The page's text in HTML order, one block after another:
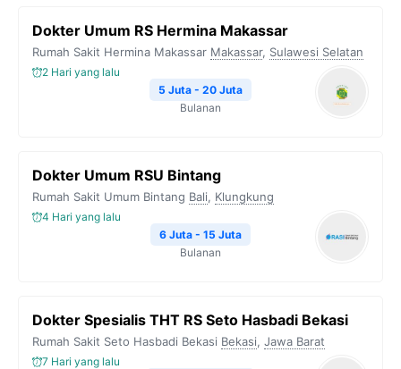
Dokter Umum RS Hermina Makassar
Rumah Sakit Hermina Makassar Makassar, Sulawesi Selatan
2 Hari yang lalu
5 Juta - 20 Juta
Bulanan
Dokter Umum RSU Bintang
Rumah Sakit Umum Bintang Bali, Klungkung
4 Hari yang lalu
6 Juta - 15 Juta
Bulanan
Dokter Spesialis THT RS Seto Hasbadi Bekasi
Rumah Sakit Seto Hasbadi Bekasi Bekasi, Jawa Barat
7 Hari yang lalu